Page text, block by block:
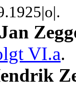
VI.a.